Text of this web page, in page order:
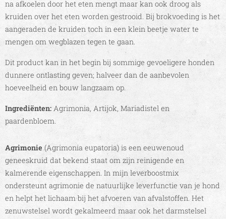
na afkoelen door het eten mengt maar kan ook droog als
kruiden over het eten worden gestrooid. Bij brokvoeding is het
aangeraden de kruiden toch in een klein beetje water te
mengen om wegblazen tegen te gaan.
Dit product kan in het begin bij sommige gevoeligere honden
dunnere ontlasting geven; halveer dan de aanbevolen
hoeveelheid en bouw langzaam op.
Ingrediënten: Agrimonia, Artijok, Mariadistel en
paardenbloem.
Agrimonie(Agrimonia eupatoria) is een eeuwenoud
geneeskruid dat bekend staat om zijn reinigende en
kalmerende eigenschappen. In mijn leverboostmix
ondersteunt agrimonie de natuurlijke leverfunctie van je hond
en helpt het lichaam bij het afvoeren van afvalstoffen. Het
zenuwstelsel wordt gekalmeerd maar ook het darmstelsel